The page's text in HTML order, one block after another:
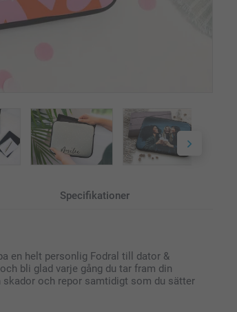
Specifikationer
en helt personlig Fodral till dator &
bli glad varje gång du tar fram din
och repor samtidigt som du sätter